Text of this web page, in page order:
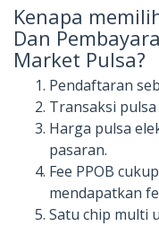
Kenapa
Dan
Market Pulsa?
Pendaftaran
Transaksi
Harga pulsa
pasaran.
Fee PPOB
mendapatkan
Satu chip multi